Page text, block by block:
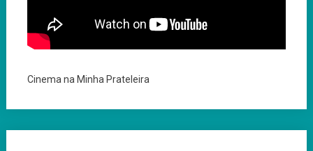
Cinema na Minha Prateleira